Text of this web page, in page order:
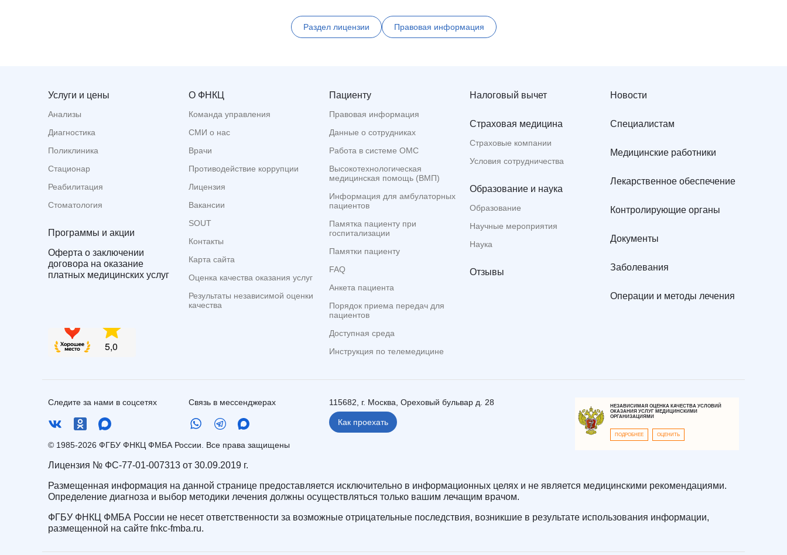
Раздел лицензии Правовая информация
Услуги и цены
Анализы
Диагностика
Поликлиника
Стационар
Реабилитация
Стоматология
Программы и акции
Оферта о заключении
договора на оказание
платных медицинских услуг
О ФНКЦ
Команда управления
СМИ о нас
Врачи
Противодействие коррупции
Лицензия
Вакансии
SOUT
Контакты
Карта сайта
Оценка качества оказания услуг
Результаты независимой оценки
качества
Пациенту
Правовая информация
Данные о сотрудниках
Работа в системе ОМС
Высокотехнологическая
медицинская помощь (ВМП)
Информация для амбулаторных
пациентов
Памятка пациенту при
госпитализации
Памятки пациенту
FAQ
Анкета пациента
Порядок приема передач для
пациентов
Доступная среда
Инструкция по телемедицине
Налоговый вычет
Страховая медицина
Страховые компании
Условия сотрудничества
Образование и наука
Образование
Научные мероприятия
Наука
Отзывы
Новости
Специалистам
Медицинские работники
Лекарственное обеспечение
Контролирующие органы
Документы
Заболевания
Операции и методы лечения
Следите за нами в соцсетях Связь в мессенджерах
© 1985-2026 ФГБУ ФНКЦ ФМБА России. Все права защищены
115682, г. Москва, Ореховый бульвар д. 28
Как проехать
НЕЗАВИСИМАЯ ОЦЕНКА КАЧЕСТВА УСЛОВИЙ
ОКАЗАНИЯ УСЛУГ МЕДИЦИНСКИМИ
ОРГАНИЗАЦИЯМИ
ПОДРОБНЕЕ ОЦЕНИТЬ
Лицензия № ФС-77-01-007313 от 30.09.2019 г.
Размещенная информация на данной странице предоставляется исключительно в информационных целях и не является медицинскими рекомендациями.
Определение диагноза и выбор методики лечения должны осуществляться только вашим лечащим врачом.
ФГБУ ФНКЦ ФМБА России не несет ответственности за возможные отрицательные последствия, возникшие в результате использования информации,
размещенной на сайте fnkc-fmba.ru.